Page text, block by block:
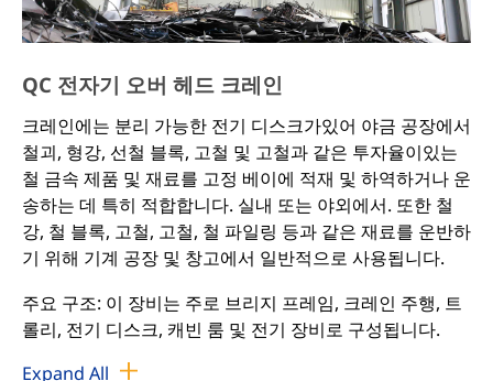
QC 전자기 오버 헤드 크레인
크레인에는 분리 가능한 전기 디스크가있어 야금 공장에서
철괴, 형강, 선철 블록, 고철 및 고철과 같은 투자율이있는
철 금속 제품 및 재료를 고정 베이에 적재 및 하역하거나 운
송하는 데 특히 적합합니다. 실내 또는 야외에서. 또한 철
강, 철 블록, 고철, 고철, 철 파일링 등과 같은 재료를 운반하
기 위해 기계 공장 및 창고에서 일반적으로 사용됩니다.
주요 구조: 이 장비는 주로 브리지 프레임, 크레인 주행, 트
롤리, 전기 디스크, 캐빈 룸 및 전기 장비로 구성됩니다.
크레인은 이중 대들보, 이중 트랙 및 단일 리프팅 트롤리의
Expand All